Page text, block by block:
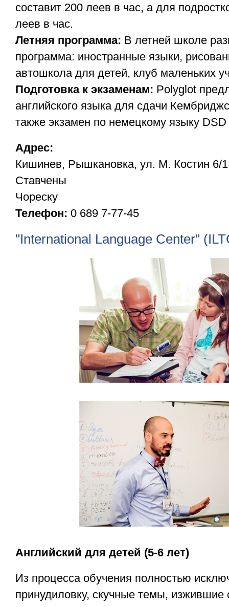
составит 200 леев в час, а для
леев в час.
Летняя программа: В летней школе
программа: иностранные языки,
автошкола для детей, клуб маленьких
Подготовка к экзаменам: Polyglot
английского языка для сдачи
также экзамен по немецкому языку
Aдрес:
Кишинев, Рышкановка, ул. М. Костин 6/1
Ставчены
Чореску
Телефон: 0 689 7-77-45
"International Language Center"
Английский для детей (5-6 лет)
Из процесса обучения полностью
принудиловку, скучные темы, изжившие